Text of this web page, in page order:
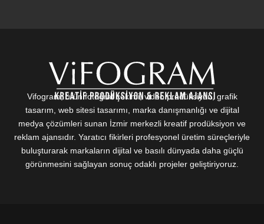
Vifogram; ürün fotoğraf çekimi, video prodüksiyon, grafik
tasarım, web sitesi tasarımı, marka danışmanlığı ve dijital
medya çözümleri sunan İzmir merkezli kreatif prodüksiyon ve
reklam ajansıdır. Yaratıcı fikirleri profesyonel üretim süreçleriyle
buluşturarak markaların dijital ve basılı dünyada daha güçlü
görünmesini sağlayan sonuç odaklı projeler geliştiriyoruz.